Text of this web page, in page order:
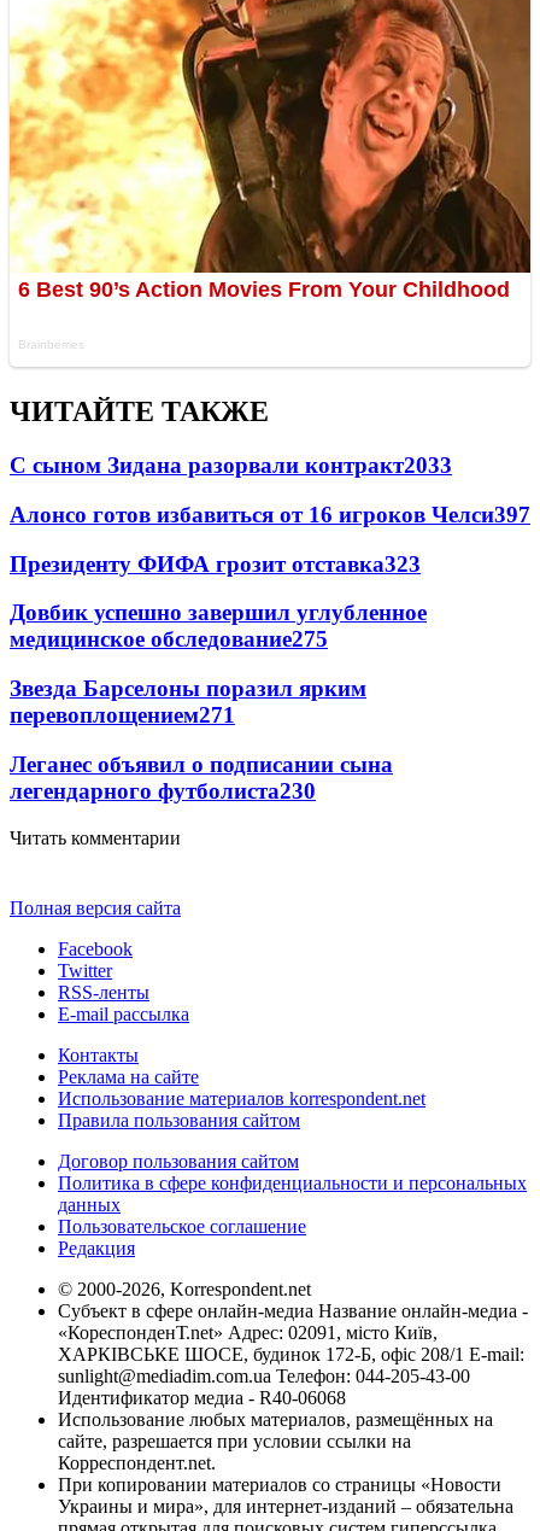
ЧИТАЙТЕ ТАКЖЕ
С сыном Зидана разорвали контракт2033
Алонсо готов избавиться от 16 игроков Челси397
Президенту ФИФА грозит отставка323
Довбик успешно завершил углубленное
медицинское обследование275
Звезда Барселоны поразил ярким
перевоплощением271
Леганес объявил о подписании сына
легендарного футболиста230
Читать комментарии
Полная версия сайта
Facebook
Twitter
RSS-ленты
E-mail рассылка
Контакты
Реклама на сайте
Использование материалов korrespondent.net
Правила пользования сайтом
Договор пользования сайтом
Политика в сфере конфиденциальности и персональных
данных
Пользовательское соглашение
Редакция
© 2000-2026, Korrespondent.net
Субъект в сфере онлайн-медиа Название онлайн-медиа -
«КореспонденТ.net» Адрес: 02091, місто Київ,
ХАРКІВСЬКЕ ШОСЕ, будинок 172-Б, офіс 208/1 E-mail:
sunlight@mediadim.com.ua Телефон: 044-205-43-00
Идентификатор медиа - R40-06068
Использование любых материалов, размещённых на
сайте, разрешается при условии ссылки на
Корреспондент.net.
При копировании материалов со страницы «Новости
Украины и мира», для интернет-изданий – обязательна